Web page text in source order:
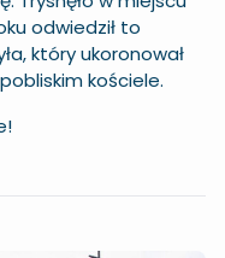
odwiedził to
który ukoronował
kościele.